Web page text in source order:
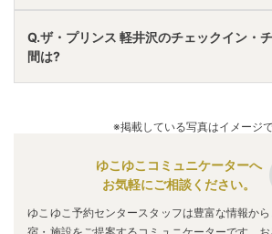
A. 車で碓井軽井沢ＩＣより14分。
駐車場あり。
無料送迎あり。
アクセス情報の詳細はこちら。
Q.ザ・プリンス 軽井沢のチェックイン・
間は?
※プランによって異なる場合があります
※掲載している写真はイメージで
ゆこゆこコミュニケーターへ
お気軽にご相談ください。
ゆこゆこ予約センタースタッフは豊富な情報か